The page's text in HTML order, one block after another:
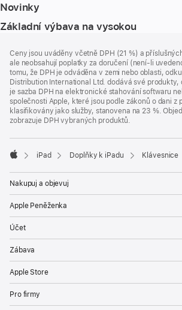
Novinky
Základní výbava na vysokou
Ceny jsou uváděny včetně DPH (21 %) a
ale neobsahují poplatky za doručení (není-li
tomu, že DPH je odváděna v zemi nebo oblasti,
Distribution International Ltd. dodává své produkty,
je sazba DPH na elektronické stahování softwaru
společnosti Apple, které jsou podle zákonů o dani z
klasifikovány jako služby, stanovena na 23 %.
zobrazuje DPH vybraných produktů.
iPad Doplňky k iPadu Klávesnice
Nakupuj a objevuj
Apple Peněženka
Účet
Zábava
Apple Store
Pro firmy